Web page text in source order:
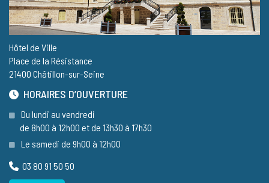
Hôtel de Ville
Place de la Résistance
21400 Châtillon-sur-Seine
HORAIRES D’OUVERTURE
Du lundi au vendredi
de 8h00 à 12h00 et de 13h30 à 17h30
Le samedi de 9h00 à 12h00
03 80 91 50 50